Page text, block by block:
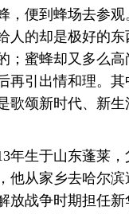
， 便到蜂场去参
人的却是极好的东
；蜜蜂却又多么高
再引出情和理。其
歌颂新时代、新
年生于山东蓬莱，
他从家乡去哈尔
放战争时期担任